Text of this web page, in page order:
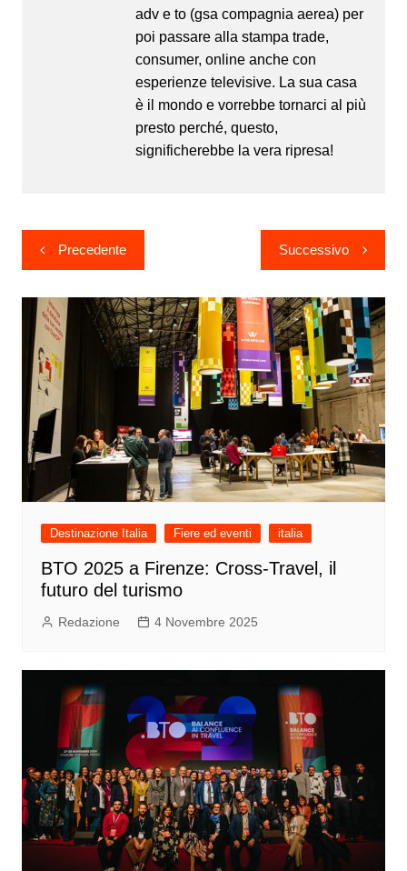
adv e to (gsa compagnia aerea) per
poi passare alla stampa trade,
consumer, online anche con
esperienze televisive. La sua casa
è il mondo e vorrebbe tornarci al più
presto perché, questo,
significherebbe la vera ripresa!
Navigazione
articoli
Precedente Successivo
Destinazione Italia Fiere ed eventi italia
BTO 2025 a Firenze: Cross-Travel, il
futuro del turismo
Redazione 4 Novembre 2025